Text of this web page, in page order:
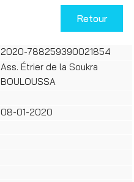
Retour
2020-788259390021854
Ass. Étrier de la Soukra
BOULOUSSA
08-01-2020